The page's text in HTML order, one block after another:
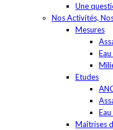
Une
Nos Activités,
Mesures
Etudes
Maîtrises